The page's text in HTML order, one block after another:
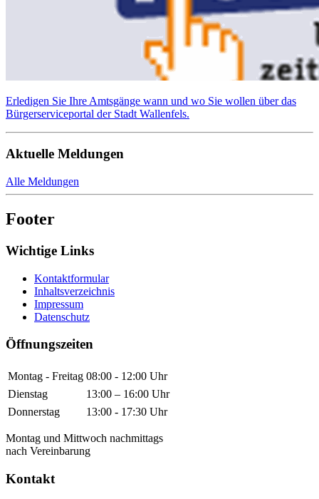
Erledigen Sie Ihre Amtsgänge wann und wo Sie wollen über das
Bürgerserviceportal der Stadt Wallenfels.
Aktuelle Meldungen
Alle Meldungen
Footer
Wichtige Links
Kontaktformular
Inhaltsverzeichnis
Impressum
Datenschutz
Öffnungszeiten
Montag - Freitag 08:00 - 12:00 Uhr
Dienstag
13:00 – 16:00 Uhr
Donnerstag
13:00 - 17:30 Uhr
Montag und Mittwoch nachmittags
nach Vereinbarung
Kontakt